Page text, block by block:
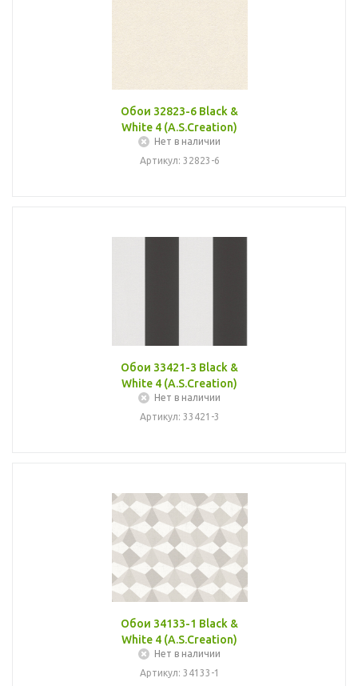
Обои 32823-6 Black &
White 4 (A.S.Creation)
Нет в наличии
Артикул: 32823-6
Обои 33421-3 Black &
White 4 (A.S.Creation)
Нет в наличии
Артикул: 33421-3
Обои 34133-1 Black &
White 4 (A.S.Creation)
Нет в наличии
Артикул: 34133-1